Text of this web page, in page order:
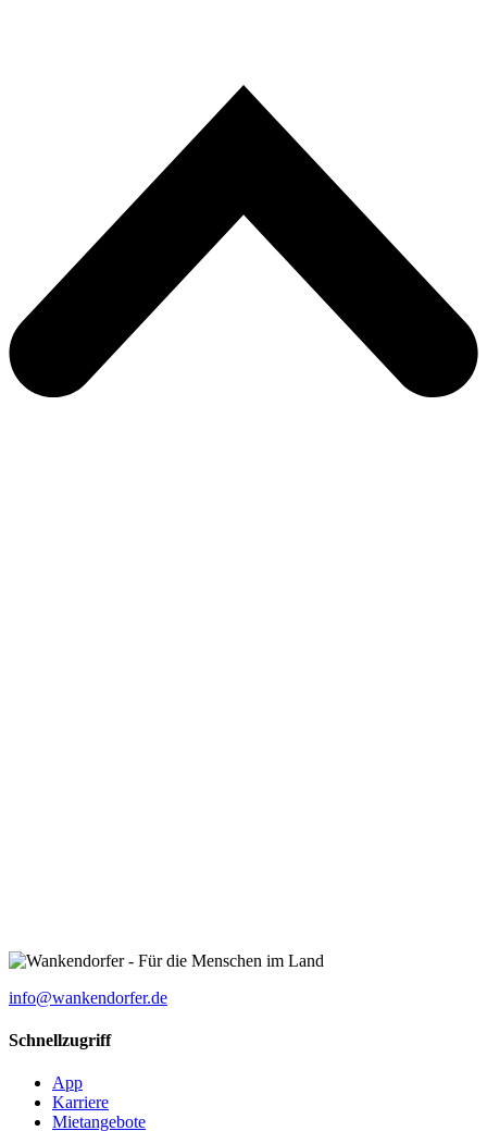
info@wankendorfer.de
Schnellzugriff
App
Karriere
Mietangebote